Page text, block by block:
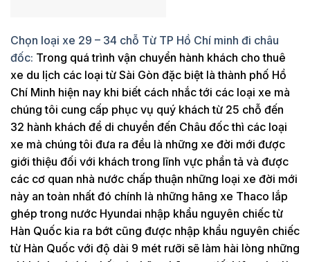
Chọn loại xe 29 – 34 chỗ Từ TP Hồ Chí minh đi châu
đốc: Trong quá trình vận chuyển hành khách cho thuê
xe du lịch các loại từ Sài Gòn đặc biệt là thành phố Hồ
Chí Minh hiện nay khi biết cách nhắc tới các loại xe mà
chúng tôi cung cấp phục vụ quý khách từ 25 chỗ đến
32 hành khách để di chuyển đến Châu đốc thì các loại
xe mà chúng tôi đưa ra đều là những xe đời mới được
giới thiệu đối với khách trong lĩnh vực phần tả và được
các cơ quan nhà nước chấp thuận những loại xe đời mới
này an toàn nhất đó chính là những hãng xe Thaco lắp
ghép trong nước Hyundai nhập khẩu nguyên chiếc từ
Hàn Quốc kia ra bớt cũng được nhập khẩu nguyên chiếc
từ Hàn Quốc với độ dài 9 mét rưỡi sẽ làm hài lòng những